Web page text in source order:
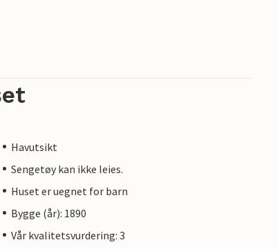
Havutsikt
Sengetøy kan ikke leies.
Huset er uegnet for barn
Bygge (år): 1890
Vår kvalitetsvurdering: 3